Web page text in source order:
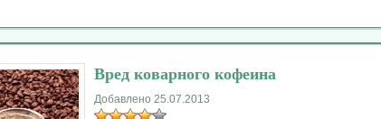
Вред коварного кофеина
Добавлено 25.07.2013